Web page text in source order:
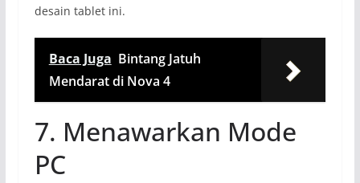
desain tablet ini.
Baca Juga Bintang Jatuh
Mendarat di Nova 4
7. Menawarkan Mode
PC